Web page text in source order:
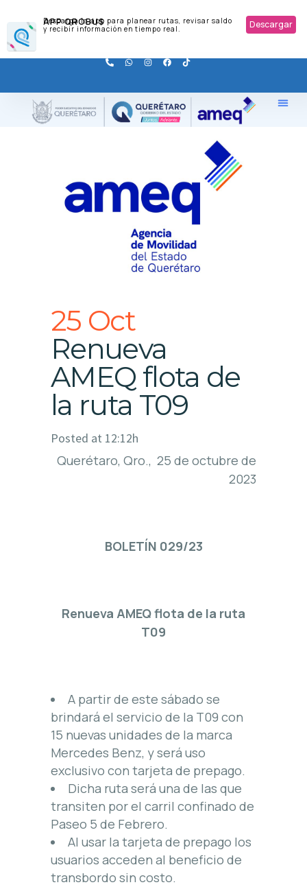
APP QROBUS
Descarga la app para planear rutas, revisar saldo
y recibir información en tiempo real.
Descargar
25 Oct
Renueva
AMEQ flota de
la ruta T09
Posted at 12:12h
Querétaro, Qro., 25 de octubre de
2023
BOLETÍN 029/23
Renueva AMEQ flota de la ruta
T09
A partir de este sábado se
brindará el servicio de la T09 con
15 nuevas unidades de la marca
Mercedes Benz, y será uso
exclusivo con tarjeta de prepago.
Dicha ruta será una de las que
transiten por el carril confinado de
Paseo 5 de Febrero.
Al usar la tarjeta de prepago los
usuarios acceden al beneficio de
transbordo sin costo.